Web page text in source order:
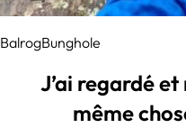
BalrogBunghole
J’ai regardé
même